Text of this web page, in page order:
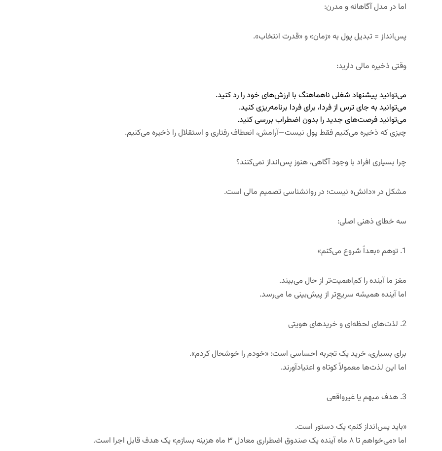
اما در مدل آگاهانه و مدرن:
پس‌انداز = تبدیل پول به «زمان» و «قدرت انتخاب».
وقتی ذخیره مالی دارید:
می‌توانید پیشنهاد شغلی ناهماهنگ با ارزش‌های خود را رد کنید.
می‌توانید به جای ترس از فردا، برای فردا برنامه‌ریزی کنید.
می‌توانید فرصت‌های جدید را بدون اضطراب بررسی کنید.
چیزی که ذخیره می‌کنیم فقط پول نیست—آرامش، انعطاف رفتاری و استقلال را ذخیره می‌کنیم.
چرا بسیاری افراد با وجود آگاهی، هنوز پس‌انداز نمی‌کنند؟
مشکل در «دانش» نیست؛ درروانشناسی تصمیم مالی است.
سه خطای ذهنی اصلی:
1. توهم «بعداً شروع می‌کنم»
مغز ما آینده را کم‌اهمیت‌تر از حال می‌بیند.
اما آینده همیشه سریع‌تر از پیش‌بینی ما می‌رسد.
2. لذت‌های لحظه‌ای و خریدهای هویتی
برای بسیاری، خرید یک تجربه احساسی است: «خودم را خوشحال کردم».
اما این لذت‌ها معمولاً کوتاه و اعتیادآورند.
3. هدف مبهم یا غیرواقعی
«باید پس‌انداز کنم» یک دستور است.
اما «می‌خواهم تا ۸ ماه آینده یک صندوق اضطراری معادل ۳ ماه هزینه بسازم» یک
هدف قابل اجرا است.